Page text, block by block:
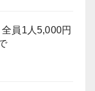
員1人5,000円